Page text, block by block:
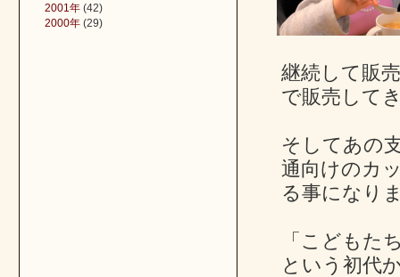
継続して販
で販売して
そしてあの
通向けのカ
る事になり
「こどもた
という初代
2001年 (42)
2000年 (29)